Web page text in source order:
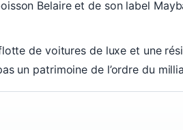
Belaire et de son label
de voitures de luxe et une
un patrimoine de l’ordre du